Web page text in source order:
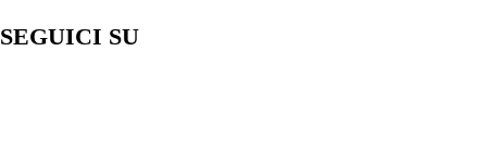
SEGUICI SU